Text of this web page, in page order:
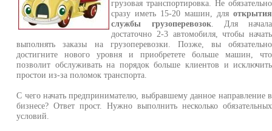
грузовая транспортировка. Не обязательно
сразу иметь 15-20 машин, дляоткрытия
службы грузоперевозок. Для начала
достаточно 2-3 автомобиля, чтобы начать
выполнять заказы на грузоперевозки. Позже, вы обязательно
достигните нового уровня и приобретете больше машин, что
позволит обслуживать на порядок больше клиентов и исключить
простои из-за поломок транспорта.
С чего начать предпринимателю, выбравшему данное направление в
бизнесе? Ответ прост. Нужно выполнить несколько обязательных
условий.